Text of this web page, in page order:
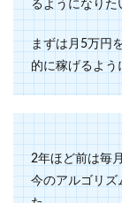
るようになりた
まずは月5万円
的に稼げるよう
2年ほど前は毎
今のアルゴリズ